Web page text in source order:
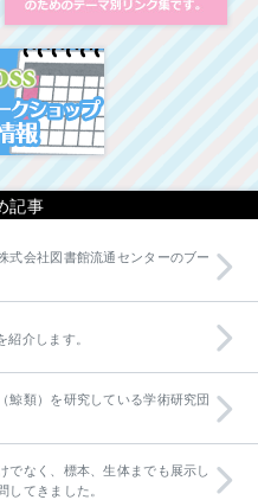
イベント・ワーク
記事
式会社図書館流通センターのブー
介します。
鯨類）を研究している学術研究団
でなく、標本、生体までも展示し
てきました。